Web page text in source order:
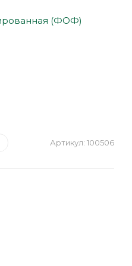
Артикул: 100506